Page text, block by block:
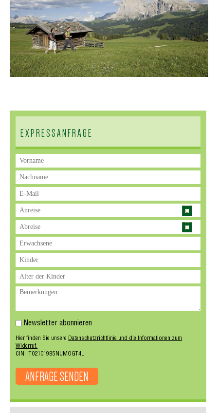
EXPRESSANFRAGE
Newsletter abonnieren
Hier finden Sie unsere Datenschutzrichtlinie und die Informationen zum
Widerruf.
CIN: IT021019B5NUMOGT4L
ANFRAGE SENDEN